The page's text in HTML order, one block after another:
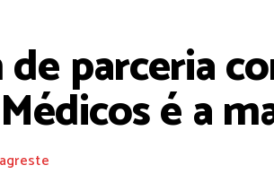
de parceria
é a